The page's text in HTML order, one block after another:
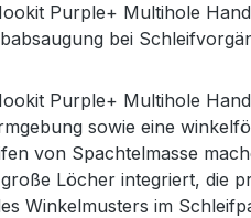
Purple+ Multihole
bei
Purple+ Multihole
sowie eine
von Spachtelmasse
Löcher integriert, die
Winkelmusters im